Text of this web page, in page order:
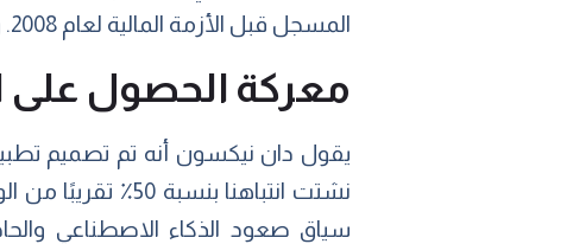
المسجل قبل الأزمة المالية لعام 2008. ويجاهد الاقتصاديون والسياسيون لتفسير السبب.
معركة الحصول على
يقول دان نيكسون أنه تم تصميم
نشتت انتباهنا
سياق صعود الذكاء الاصطناعي